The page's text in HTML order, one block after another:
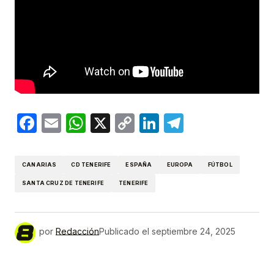
Facebook
EmailWhatsApp
X
CopyLinkedIn
CANARIAS CD TENERIFE ESPAÑA EUROPA FÚTBOL
SANTA CRUZ DE TENERIFE TENERIFE
por RedacciónPublicado el septiembre 24, 2025